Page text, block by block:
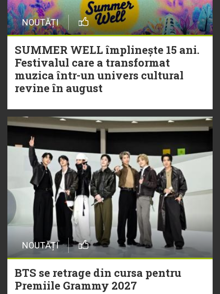
NOUTĂȚI
SUMMER WELL împlinește 15 ani.
Festivalul care a transformat
muzica într-un univers cultural
revine în august
NOUTĂȚI
BTS se retrage din cursa pentru
Premiile Grammy 2027